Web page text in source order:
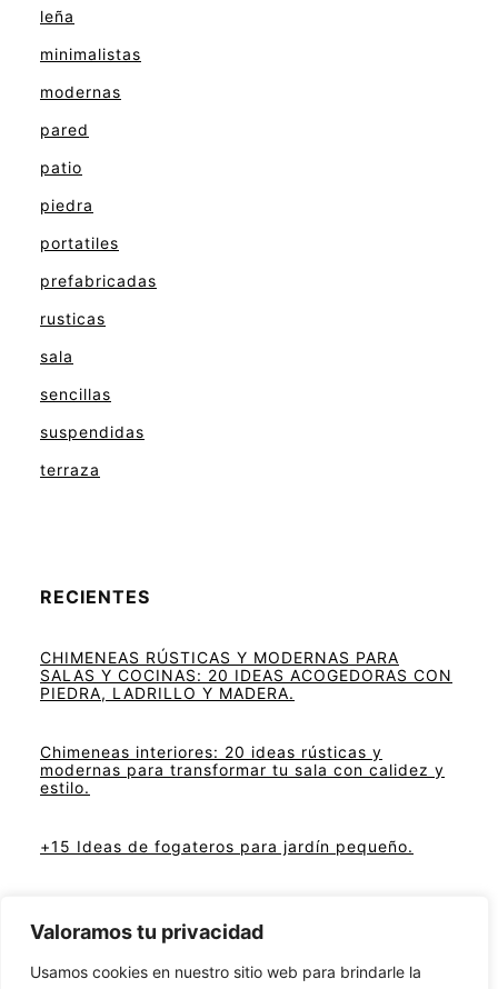
Valoramos tu privacidad
Usamos cookies en nuestro sitio web para brindarle la
leña
minimalistas
modernas
pared
patio
piedra
portatiles
prefabricadas
rusticas
sala
sencillas
suspendidas
terraza
RECIENTES
CHIMENEAS RÚSTICAS Y MODERNAS PARA
SALAS Y COCINAS: 20 IDEAS ACOGEDORAS CON
PIEDRA, LADRILLO Y MADERA.
Chimeneas interiores: 20 ideas rústicas y
modernas para transformar tu sala con calidez y
estilo.
+15 Ideas de fogateros para jardín pequeño.
Ideas de chimeneas en terrazas modernas.